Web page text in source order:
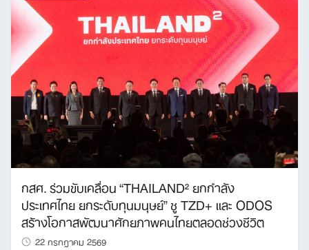
กสศ. ร่วมขับเคลื่อน “THAILAND² ยกกำลัง
ประเทศไทย ยกระดับทุนมนุษย์” ชู TZD+ และ ODOS
สร้างโอกาสพัฒนาศักยภาพคนไทยตลอดช่วงชีวิต
22 กรกฎาคม 2569